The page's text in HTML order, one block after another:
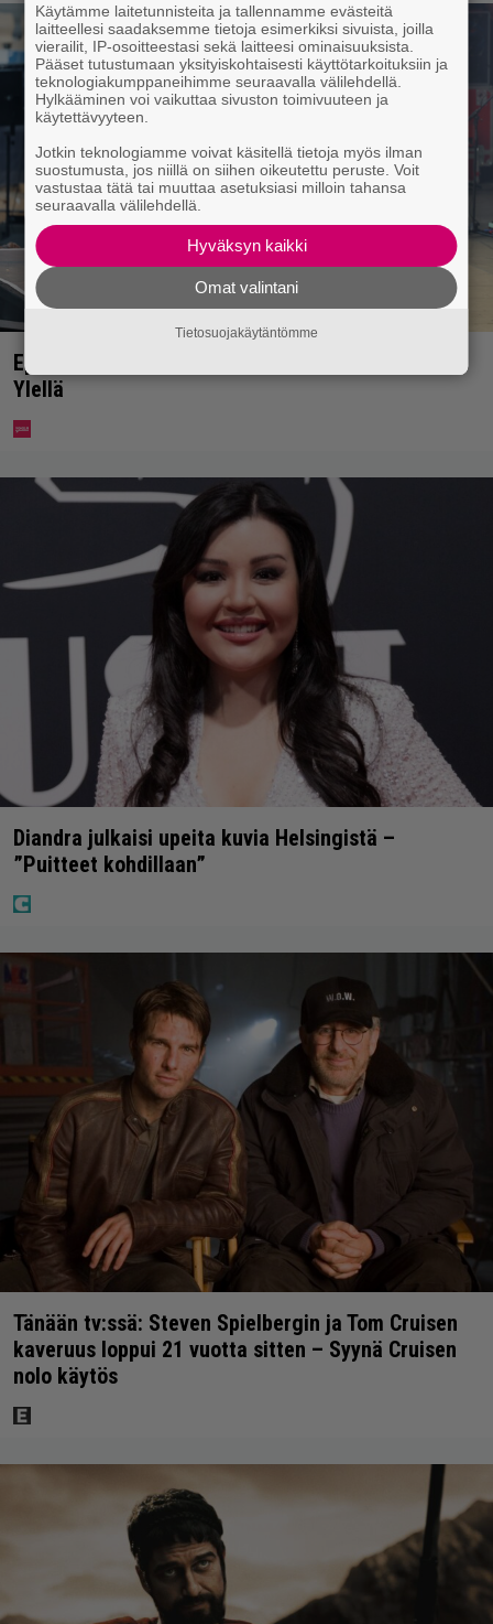
Eppu Normaalin viimeinen konsertti esitetään
Ylellä
Diandra julkaisi upeita kuvia Helsingistä –
”Puitteet kohdillaan”
Tänään tv:ssä: Steven Spielbergin ja Tom Cruisen
kaveruus loppui 21 vuotta sitten – Syynä Cruisen
nolo käytös
Käytämme laitetunnisteita ja tallennamme evästeitä
laitteellesi saadaksemme tietoja esimerkiksi sivuista, joilla
vierailit, IP-osoitteestasi sekä laitteesi ominaisuuksista.
Pääset tutustumaan yksityiskohtaisesti käyttötarkoituksiin ja
teknologiakumppaneihimme seuraavalla välilehdellä.
Hylkääminen voi vaikuttaa sivuston toimivuuteen ja
käytettävyyteen.
Jotkin teknologiamme voivat käsitellä tietoja myös ilman
suostumusta, jos niillä on siihen oikeutettu peruste. Voit
vastustaa tätä tai muuttaa asetuksiasi milloin tahansa
seuraavalla välilehdellä.
Hyväksyn kaikki
Omat valintani
Tietosuojakäytäntömme